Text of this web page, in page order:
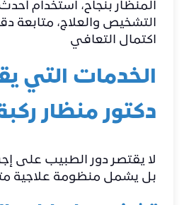
المنظار بنجاح، استخدام
التشخيص والعلاج، متابعة
اكتمال التعافي
الخدمات التي
دكتور منظار
لا يقتصر دور الطبيب على
بل يشمل منظومة علاجية